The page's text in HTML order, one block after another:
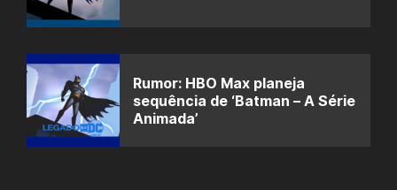
Rumor: HBO Max planeja
sequência de ‘Batman – A Série
Animada’